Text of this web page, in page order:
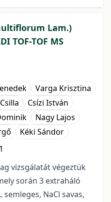
Lam.)
TOF-TOF MS
Varga Krisztina
Csízi István
Nagy Lajos
Kéki Sándor
vizsgálatát végeztük
során 3 extraháló
NaCl savas,